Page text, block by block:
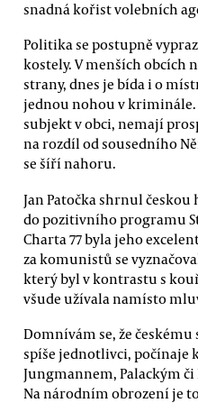
snadná kořist volebních
Politika se postupně
kostely. V menších obcích
strany, dnes je bída i o
jednou nohou v
subjekt v obci, nemají
na rozdíl od sousedního
se šíří nahoru.
Jan Patočka shrnul
do pozitivního programu
Charta 77 byla jeho
za komunistů se
který byl v kontrastu s
všude užívala namísto
Domnívám se, že
spíše jednotlivci, počínaje
Jungmannem, Palackým
Na národním obrození je